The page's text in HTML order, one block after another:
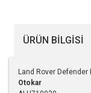
ÜRÜN BILGISI
Land Rover Defender
Otokar